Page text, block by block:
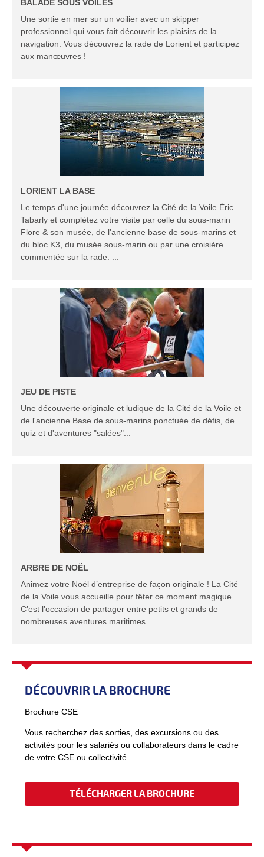
BALADE SOUS VOILES
Une sortie en mer sur un voilier avec un skipper
professionnel qui vous fait découvrir les plaisirs de la
navigation. Vous découvrez la rade de Lorient et participez
aux manœuvres !
LORIENT LA BASE
Le temps d'une journée découvrez la Cité de la Voile Éric
Tabarly et complétez votre visite par celle du sous-marin
Flore & son musée, de l'ancienne base de sous-marins et
du bloc K3, du musée sous-marin ou par une croisière
commentée sur la rade. ...
JEU DE PISTE
Une découverte originale et ludique de la Cité de la Voile et
de l'ancienne Base de sous-marins ponctuée de défis, de
quiz et d'aventures "salées"...
ARBRE DE NOËL
Animez votre Noël d’entreprise de façon originale ! La Cité
de la Voile vous accueille pour fêter ce moment magique.
C’est l’occasion de partager entre petits et grands de
nombreuses aventures maritimes…
DÉCOUVRIR LA BROCHURE
Brochure CSE
Vous recherchez des sorties, des excursions ou des
activités pour les salariés ou collaborateurs dans le cadre
de votre CSE ou collectivité…
TÉLÉCHARGER LA BROCHURE